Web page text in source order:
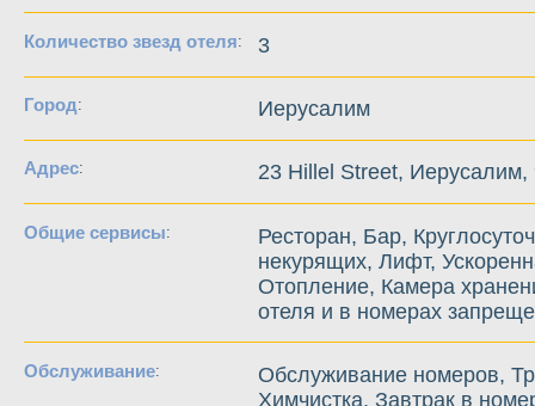
Количество звезд отеля: 3
Город: Иерусалим
Адрес: 23 Hillel Street,
Общие сервисы:
Ресторан, Бар,
некурящих, Лифт,
Отопление, Камера
отеля и в номерах
Обслуживание:
Обслуживание номеров,
Химчистка, Завтрак в